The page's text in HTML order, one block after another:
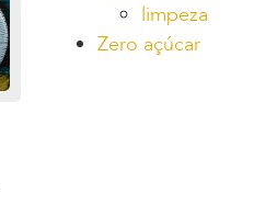
limpeza
Zero açúcar